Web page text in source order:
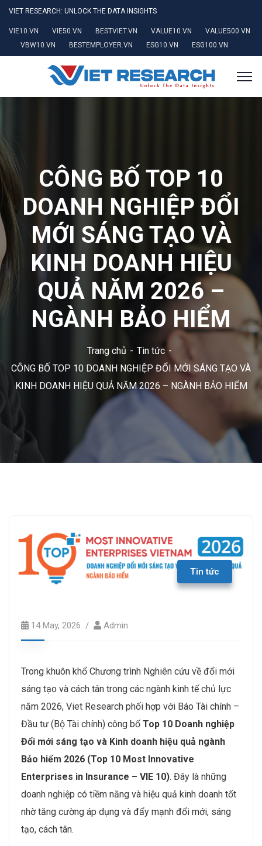
VIET RESEARCH: UNLOCK THE DATA INSIGHTS
VIE10.VN VIE50.VN BESTVIET.VN VALUE10.VN
VALUE500.VN
VBW10.VN
BESTEMPLOYER.VN ESG10.VN ESG100.VN
CÔNG BỐ TOP 10
DOANH NGHIỆP ĐỔI
MỚI SÁNG TẠO VÀ
KINH DOANH HIỆU
QUẢ NĂM 2026 –
NGÀNH BẢO HIỂM
Trang chủ
Tin tức
CÔNG BỐ TOP 10 DOANH NGHIỆP ĐỔI MỚI SÁNG TẠO VÀ
KINH DOANH HIỆU QUẢ NĂM 2026 – NGÀNH BẢO HIỂM
Tin tức
14 May, 2026 Admin
Trong khuôn khổ Chương trình Nghiên cứu về đổi mới
sáng tạo và cách tân trong các ngành kinh tế chủ lực
năm 2026, Viet Research phối hợp với Báo Tài chính –
Đầu tư (Bộ Tài chính) công bố Top 10 Doanh nghiệp
Đổi mới sáng tạo và Kinh doanh hiệu quả ngành
Bảo hiểm 2026 (Top 10 Most Innovative
Enterprises in Insurance – VIE 10). Đây là những
doanh nghiệp có tiềm năng và hiệu quả kinh doanh tốt
nhờ tăng cường áp dụng và đẩy mạnh đổi mới, sáng
tạo, cách tân.